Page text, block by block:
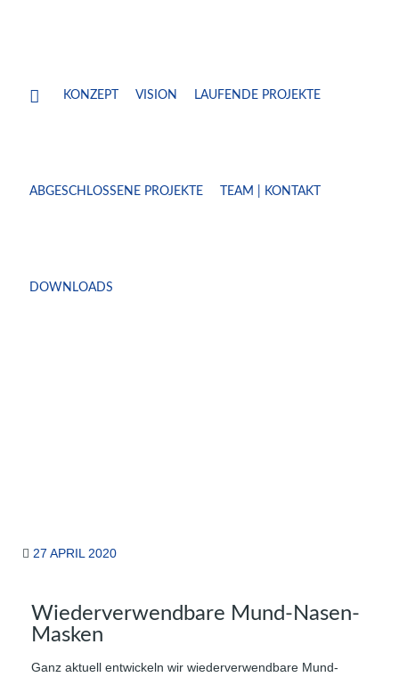
KONZEPT VISION LAUFENDE PROJEKTE
ABGESCHLOSSENE PROJEKTE TEAM | KONTAKT
DOWNLOADS
27 APRIL 2020
Wiederverwendbare Mund-Nasen-
Masken
Ganz aktuell entwickeln wir wiederverwendbare Mund-